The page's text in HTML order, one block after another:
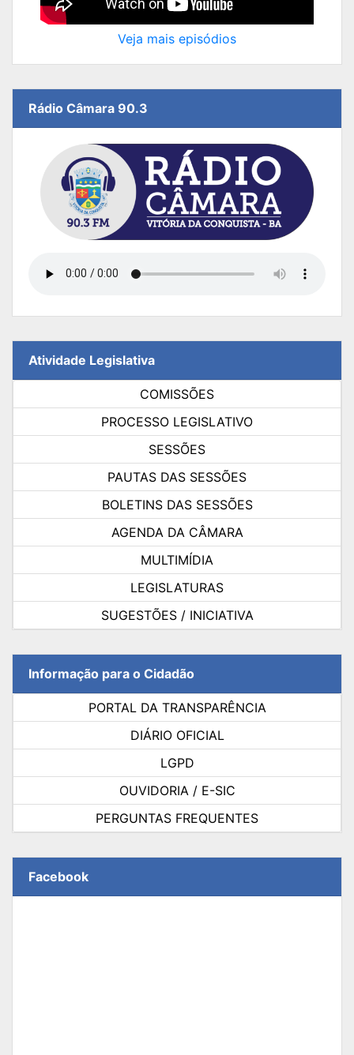
Veja mais episódios
Rádio Câmara 90.3
Atividade Legislativa
COMISSÕES
PROCESSO LEGISLATIVO
SESSÕES
PAUTAS DAS SESSÕES
BOLETINS DAS SESSÕES
AGENDA DA CÂMARA
MULTIMÍDIA
LEGISLATURAS
SUGESTÕES / INICIATIVA
Informação para o Cidadão
PORTAL DA TRANSPARÊNCIA
DIÁRIO OFICIAL
LGPD
OUVIDORIA / E-SIC
PERGUNTAS FREQUENTES
Facebook